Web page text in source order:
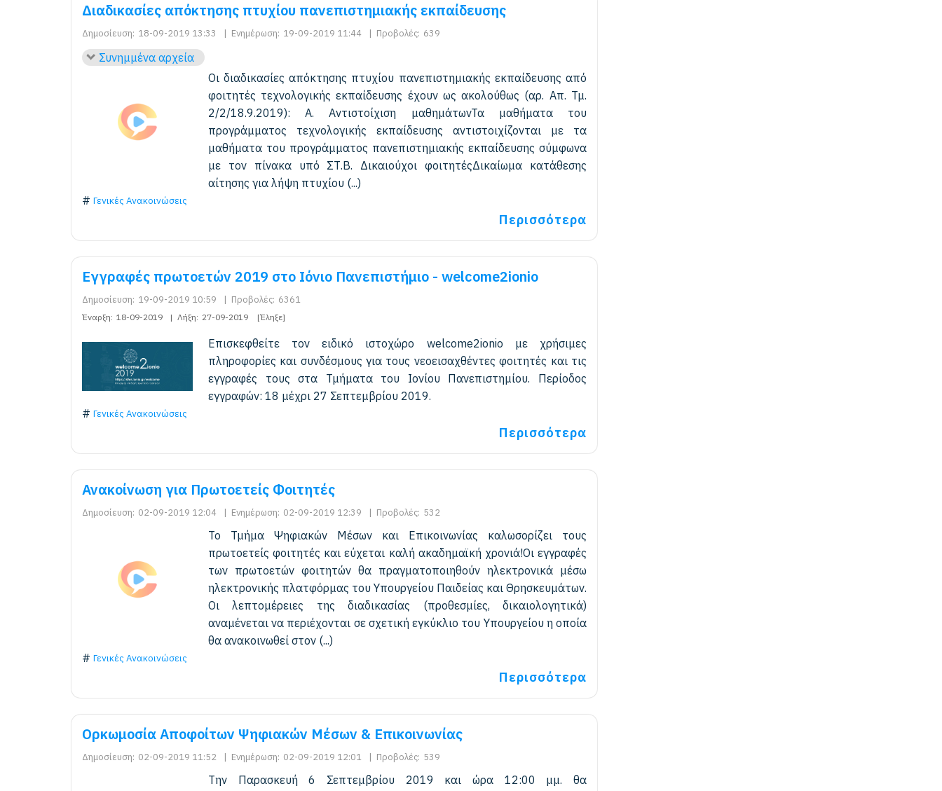
Διαδικασίες απόκτησης πτυχίου πανεπιστημιακής εκπαίδευσης
Δημοσίευση: 18-09-2019 13:33 | Ενημέρωση: 19-09-2019 11:44 | Προβολές: 639
Συνημμένα αρχεία
Οι διαδικασίες απόκτησης πτυχίου πανεπιστημιακής εκπαίδευσης από
φοιτητές τεχνολογικής εκπαίδευσης έχουν ως ακολούθως (αρ. Απ. Τμ.
2/2/18.9.2019): Α. Αντιστοίχιση μαθημάτωνΤα μαθήματα του
προγράμματος τεχνολογικής εκπαίδευσης αντιστοιχίζονται με τα
μαθήματα του προγράμματος πανεπιστημιακής εκπαίδευσης σύμφωνα
με τον πίνακα υπό ΣΤ.Β. Δικαιούχοι φοιτητέςΔικαίωμα κατάθεσης
αίτησης για λήψη πτυχίου (...)
Γενικές Ανακοινώσεις
Περισσότερα
Εγγραφές πρωτοετών 2019 στο Ιόνιο Πανεπιστήμιο - welcome2ionio
Δημοσίευση: 19-09-2019 10:59 | Προβολές: 6361
Έναρξη: 18-09-2019 | Λήξη: 27-09-2019 [Έληξε]
Επισκεφθείτε τον ειδικό ιστοχώρο welcome2ionio με χρήσιμες
πληροφορίες και συνδέσμους για τους νεοεισαχθέντες φοιτητές και τις
εγγραφές τους στα Τμήματα του Ιονίου Πανεπιστημίου. Περίοδος
εγγραφών: 18 μέχρι 27 Σεπτεμβρίου 2019.
Γενικές Ανακοινώσεις
Περισσότερα
Ανακοίνωση για Πρωτοετείς Φοιτητές
Δημοσίευση: 02-09-2019 12:04 | Ενημέρωση: 02-09-2019 12:39 | Προβολές: 532
Το Τμήμα Ψηφιακών Μέσων και Επικοινωνίας καλωσορίζει τους
πρωτοετείς φοιτητές και εύχεται καλή ακαδημαϊκή χρονιά!Οι εγγραφές
των πρωτοετών φοιτητών θα πραγματοποιηθούν ηλεκτρονικά μέσω
ηλεκτρονικής πλατφόρμας του Υπουργείου Παιδείας και Θρησκευμάτων.
Οι λεπτομέρειες της διαδικασίας (προθεσμίες, δικαιολογητικά)
αναμένεται να περιέχονται σε σχετική εγκύκλιο του Υπουργείου η οποία
θα ανακοινωθεί στον (...)
Γενικές Ανακοινώσεις
Περισσότερα
Ορκωμοσία Αποφοίτων Ψηφιακών Μέσων & Επικοινωνίας
Δημοσίευση: 02-09-2019 11:52 | Ενημέρωση: 02-09-2019 12:01 | Προβολές: 539
Την Παρασκευή 6 Σεπτεμβρίου 2019 και ώρα 12:00 μμ. θα